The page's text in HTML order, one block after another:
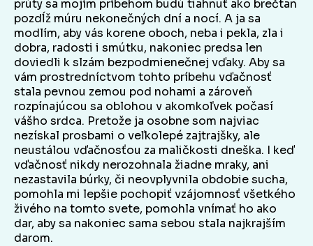
prúty sa mojím príbehom budú tiahnuť ako brečtan
pozdĺž múru nekonečných dní a nocí. A ja sa
modlím, aby vás korene oboch, neba i pekla, zla i
dobra, radosti i smútku, nakoniec predsa len
doviedli k slzám bezpodmienečnej vďaky. Aby sa
vám prostredníctvom tohto príbehu vďačnosť
stala pevnou zemou pod nohami a zároveň
rozpínajúcou sa oblohou v akomkoľvek počasí
vášho srdca. Pretože ja osobne som najviac
nezískal prosbami o veľkolepé zajtrajšky, ale
neustálou vďačnosťou za maličkosti dneška. I keď
vďačnosť nikdy nerozohnala žiadne mraky, ani
nezastavila búrky, či neovplyvnila obdobie sucha,
pomohla mi lepšie pochopiť vzájomnosť všetkého
živého na tomto svete, pomohla vnímať ho ako
dar, aby sa nakoniec sama sebou stala najkrajším
darom.